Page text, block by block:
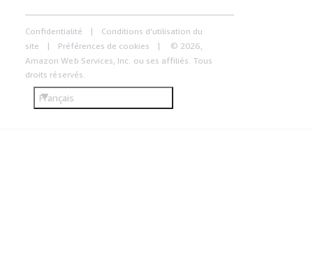
Confidentialité
Conditions d'utilisation du
site
Préférences de cookies
© 2026,
Amazon Web Services, Inc. ou ses affiliés. Tous
droits réservés.
Français